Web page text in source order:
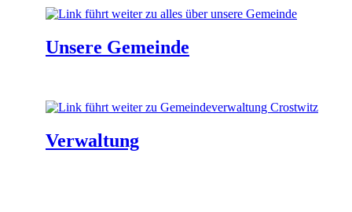
Unsere Gemeinde
Verwaltung